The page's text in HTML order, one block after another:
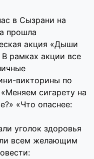
в Сызрани на
прошла
акция «Дыши
рамках акции все
викторины по
сигарету на
«Что опаснее:
уголок здоровья
всем желающим